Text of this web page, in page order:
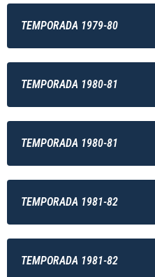
TEMPORADA 1979-80
TEMPORADA 1980-81
TEMPORADA 1980-81
TEMPORADA 1981-82
TEMPORADA 1981-82